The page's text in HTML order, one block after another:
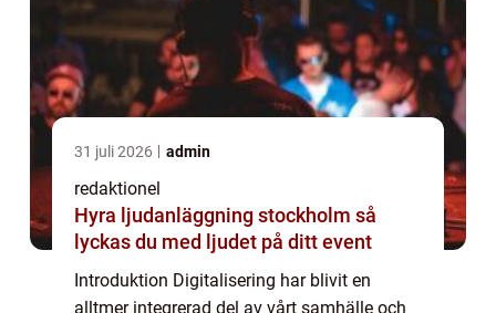
31 juli 2026 admin
redaktionel
Hyra ljudanläggning stockholm så
lyckas du med ljudet på ditt event
Introduktion Digitalisering har blivit en
alltmer integrerad del av vårt samhälle och